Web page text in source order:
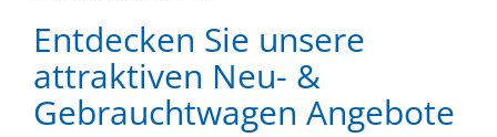
Entdecken Sie unsere
attraktiven Neu- &
Gebrauchtwagen Angebote